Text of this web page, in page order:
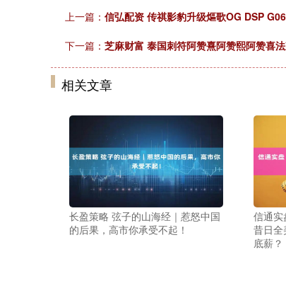
上一篇： 信弘配资 传祺影豹升级熰歌OG DSP
下一篇： 芝麻财富 泰国刺符阿赞熹阿赞熙阿赞喜
相关文章
长盈策略 弦子的山海经｜惹怒中国
的后果，高市你承受不起！
信通实
昔日
底薪？